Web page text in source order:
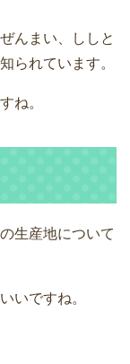
んまい、ししと
られています。
ね。
生産地について
いですね。